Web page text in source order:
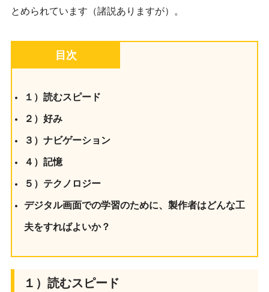
とめられています（諸説ありますが）。
目次
１）読むスピード
２）好み
３）ナビゲーション
４）記憶
５）テクノロジー
デジタル画面での学習のために、製作者はどんな工
夫をすればよいか？
１）読むスピード